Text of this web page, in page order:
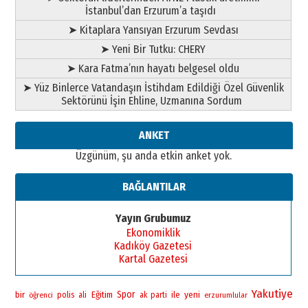
İstanbul’dan Erzurum’a taşıdı
➤ Kitaplara Yansıyan Erzurum Sevdası
➤ Yeni Bir Tutku: CHERY
➤ Kara Fatma’nın hayatı belgesel oldu
➤ Yüz Binlerce Vatandaşın İstihdam Edildiği Özel Güvenlik
Sektörünü İşin Ehline, Uzmanına Sordum
ANKET
Üzgünüm, şu anda etkin anket yok.
BAĞLANTILAR
Yayın Grubumuz
Ekonomiklik
Kadıköy Gazetesi
Kartal Gazetesi
bir öğrenci polis ali Eğitim Spor ak parti ile yeni erzurumlular Yakutiye